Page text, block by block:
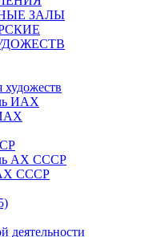
ЗАЛЫ
художеств
ИАХ
АХ СССР
АХ СССР
деятельности